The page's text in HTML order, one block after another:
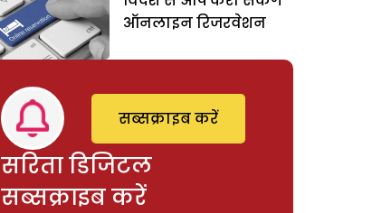
ऑनलाइन रिजरवेशन
सरिता डिजिटल
सब्सक्राइब करें
सब्सक्राइब करें